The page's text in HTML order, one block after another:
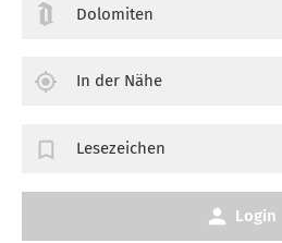
Dolomiten
In der Nähe
Lesezeichen
Login